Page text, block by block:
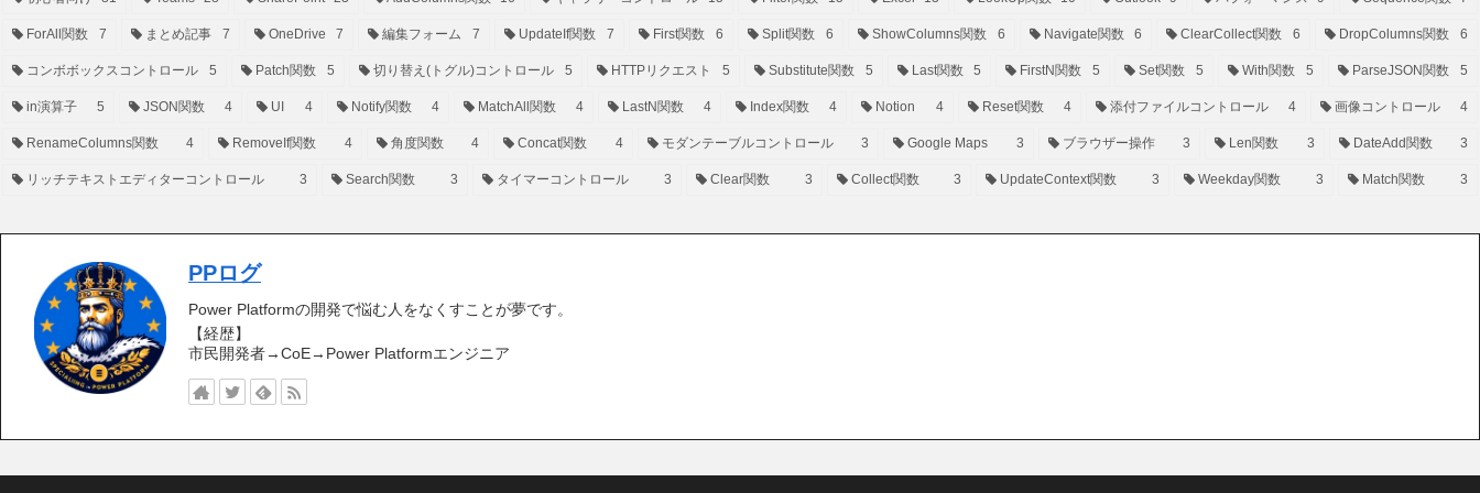
ForAll関数 7 まとめ記事 7 OneDrive 7 編集フォーム 7 UpdateIf関数 7 First関数 6 Split関数 6 ShowColumns関数 6 Navigate関数 6 ClearCollect関数 6 DropColumns関数 6
コンボボックスコントロール 5 Patch関数 5 切り替え(トグル)コントロール 5 HTTPリクエスト 5 Substitute関数 5 Last関数 5 FirstN関数 5 Set関数 5 With関数 5 ParseJSON関数 5
in演算子 5 JSON関数 4 UI 4 Notify関数 4 MatchAll関数 4 LastN関数 4 Index関数 4 Notion 4 Reset関数 4 添付ファイルコントロール 4 画像コントロール 4
RenameColumns関数 4 RemoveIf関数 4 角度関数 4 Concat関数 4 モダンテーブルコントロール 3 Google Maps 3 ブラウザー操作 3 Len関数 3 DateAdd関数 3
リッチテキストエディターコントロール 3 Search関数 3 タイマーコントロール 3 Clear関数 3 Collect関数 3 UpdateContext関数 3 Weekday関数 3 Match関数 3
PPログ
Power Platformの開発で悩む人をなくすことが夢です。
【経歴】
市民開発者→CoE→Power Platformエンジニア